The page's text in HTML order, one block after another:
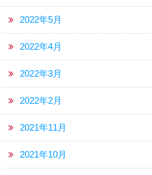
2022年5月
2022年4月
2022年3月
2022年2月
2021年11月
2021年10月